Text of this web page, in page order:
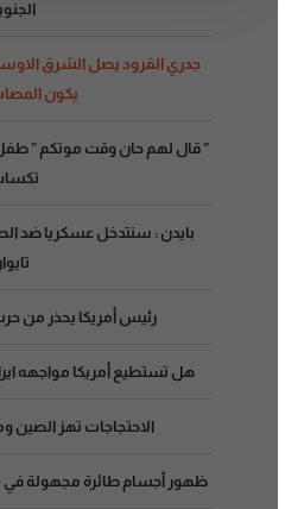
جدري القرود يصل الشرق
يكون
” قال لهم حان وقت موتكم ”
بايدن : سنتدخل عسكريا ضد
تايوان
رئيس أمريكا يحذر من حرب
هل تستطيع أمريكا مواجهه
الاحتجاجات تهز الصين
ظهور أجسام طائرة مجهولة في